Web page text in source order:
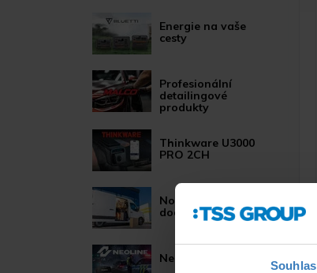
Souhlas
Energie na vaše
cesty
Profesionální
detailingové
produkty
Thinkware U3000
PRO 2CH
Nová povinnost pro
dodávková vozidla
Neoline POWER